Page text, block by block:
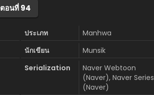
ตอนที่ 94
ประเภท
Manhwa
นักเขียน
Munsik
Serialization
Naver Webtoon
(Naver), Naver Series
(Naver)